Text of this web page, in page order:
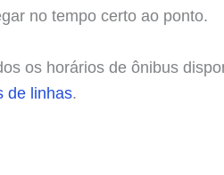
no tempo certo ao ponto.
os horários de ônibus
de linhas.